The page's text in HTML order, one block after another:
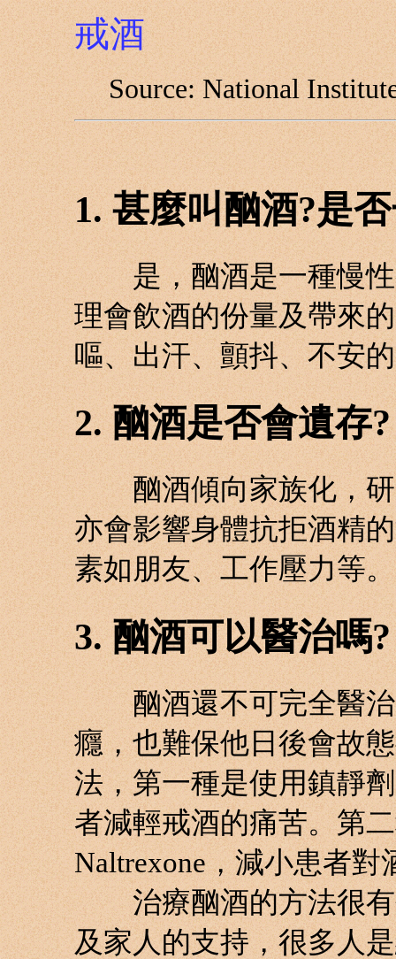
戒酒
Source: National
1. 甚麼叫酗酒?是
是，酗酒是一種慢性
理會飲酒的份量及帶來
嘔、出汗、顫抖、不安
2. 酗酒是否會遺存?
酗酒傾向家族化，研
亦會影響身體抗拒酒精
素如朋友、工作壓力等。
3. 酗酒可以醫治嗎?
酗酒還不可完全醫治
癮，也難保他日後會故
法，第一種是使用鎮靜
者減輕戒酒的痛苦。第
Naltrexone，減小患者
治療酗酒的方法很有
及家人的支持，很多人